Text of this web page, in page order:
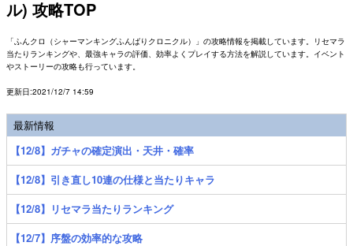
ル) 攻略TOP
「ふんクロ（シャーマンキングふんばりクロニクル）」の攻略情報を掲載しています。リセマラ
当たりランキングや、最強キャラの評価、効率よくプレイする方法を解説しています。イベント
やストーリーの攻略も行っています。
更新日:2021/12/7 14:59
最新情報
【12/8】ガチャの確定演出・天井・確率
【12/8】引き直し10連の仕様と当たりキャラ
【12/8】リセマラ当たりランキング
【12/7】序盤の効率的な攻略